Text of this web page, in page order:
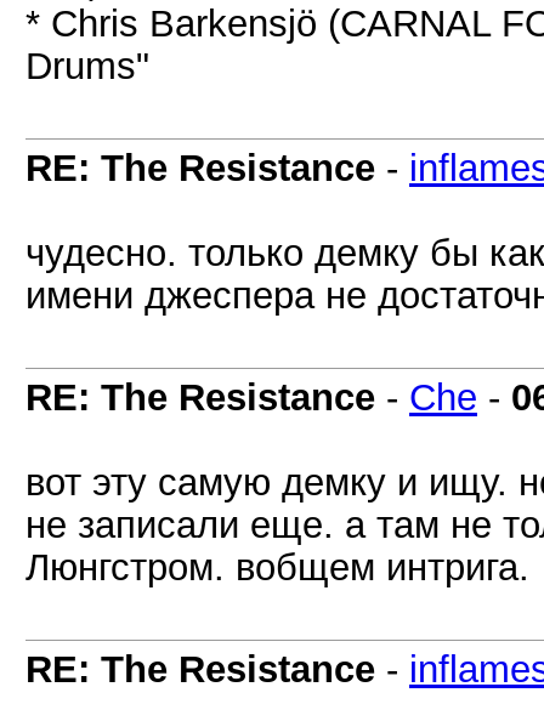
* Chris Barkensjö (CARNAL
Drums"
RE: The Resistance -
чудесно. только демку бы
имени джеспера не
RE: The Resistance - Che -
вот эту самую демку и ищу.
не записали еще. а там не
Люнгстром. вобщем интрига.
RE: The Resistance -